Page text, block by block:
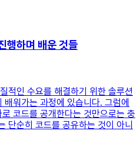
행하며 배운 것들
적인 수요를 해결하기 위한 솔루션
워가는 과정에 있습니다. 그럼에
코드를 공개한다는 것만으로는 충
단순히 코드를 공유하는 것이 아니